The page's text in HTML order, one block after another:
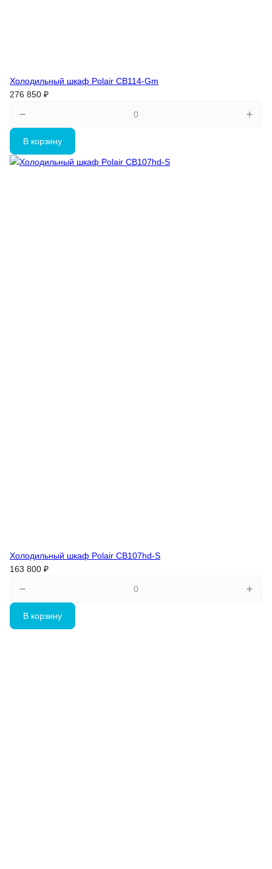
Холодильный шкаф Polair CB114-Gm
276 850 ₽
В корзину
Холодильный шкаф Polair CB107hd-S
163 800 ₽
В корзину